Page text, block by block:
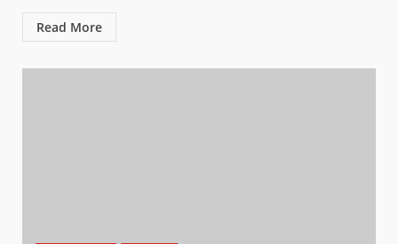
Read More